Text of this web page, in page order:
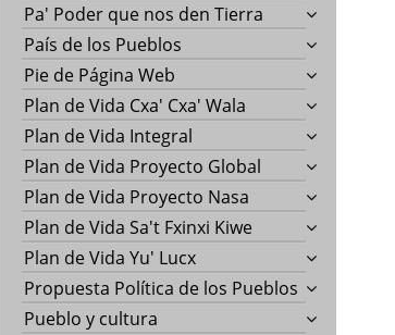
Pa' Poder que nos den Tierra
País de los Pueblos
Pie de Página Web
Plan de Vida Cxa' Cxa' Wala
Plan de Vida Integral
Plan de Vida Proyecto Global
Plan de Vida Proyecto Nasa
Plan de Vida Sa't Fxinxi Kiwe
Plan de Vida Yu' Lucx
Propuesta Política de los Pueblos
Pueblo y cultura